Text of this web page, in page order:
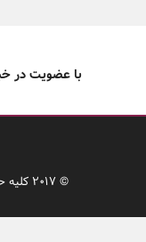
با عضویت در
© 2017 کلیه حقوق وب سایت محفوظ است